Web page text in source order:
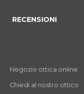
RECENSIONI
Negozio ottica online
Chiedi al nostro ottico